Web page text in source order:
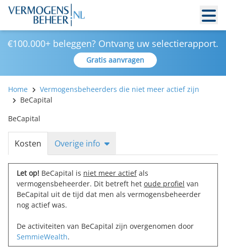
€100.000+ beleggen? Ontvang uw selectierapport.
Gratis aanvragen
Home
Vermogensbeheerders die niet meer actief zijn
BeCapital
BeCapital
Kosten Overige info
Let op! BeCapital is niet meer actiefals
vermogensbeheerder. Dit betreft het oude profiel van
BeCapital uit de tijd dat men als vermogensbeheerder
nog actief was.
De activiteiten van BeCapital zijn overgenomen door
SemmieWealth.